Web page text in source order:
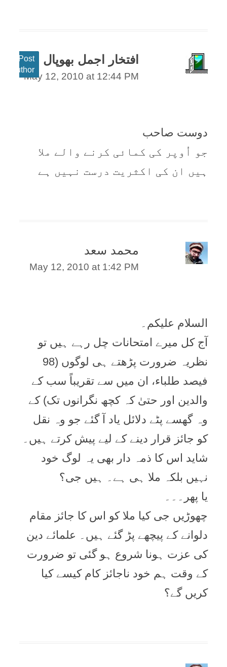
افتخار اجمل بھوپال
Post
author
May 12, 2010 at 12:44 PM
دوست صاحب
جو اُوپر کی کمائی کرنے والے ملا
ہيں ان کی اکثريت درست نہيں ہے
محمد سعد
May 12, 2010 at 1:42 PM
السلام علیکم۔
آج کل میرے امتحانات چل رہے ہیں تو
نظریہ ضرورت پڑھتے ہی لوگوں (98
فیصد طلباء، ان میں سے تقریباً سب کے
والدین اور حتیٰ کہ کچھ نگرانوں تک) کے
وہ گھسے پٹے دلائل یاد آ گئے جو وہ نقل
کو جائز قرار دینے کے لیے پیش کرتے ہیں۔
شاید اس کا ذمہ دار بھی یہ لوگ خود
نہیں بلکہ ملا ہی ہے۔ ہیں جی؟
یا پھر۔۔۔
چھوڑیں جی کیا ملا کو اس کا جائز مقام
دلوانے کے پیچھے پڑ گئے ہیں۔ علمائے دین
کی عزت ہونا شروع ہو گئی تو ضرورت
کے وقت ہم خود ناجائز کام کیسے کیا
کریں گے؟